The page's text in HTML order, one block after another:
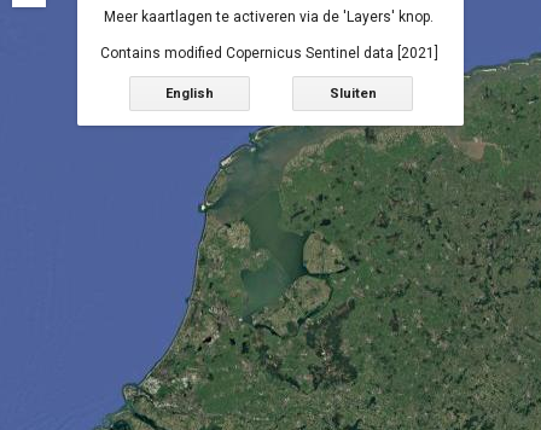
Meer kaartlagen te activeren via de 'Layers' knop.
Contains modified Copernicus Sentinel data [2021]
English Sluiten